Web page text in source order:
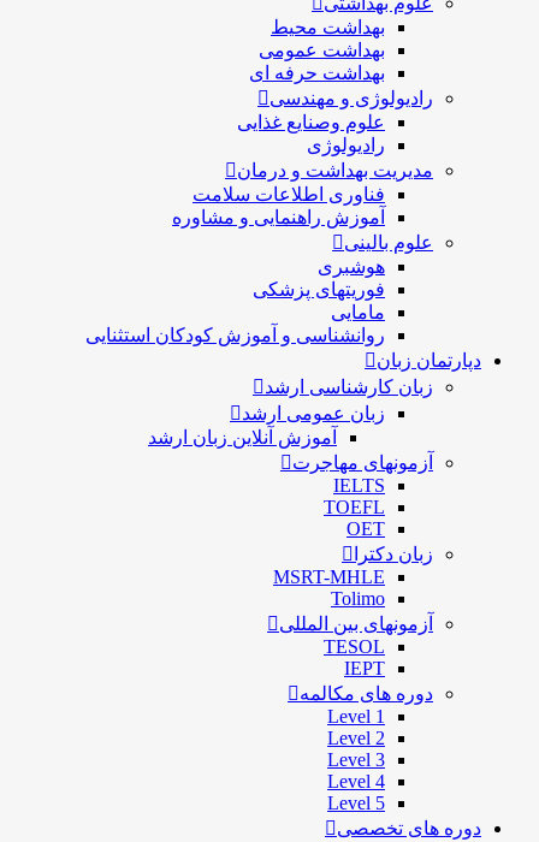
بهداشت محیط
بهداشت عمومی
بهداشت حرفه ای
رادیولوژی و مهندسی
علوم وصنایع غذایی
رادیولوژی
مدیریت بهداشت و درمان
فناوری اطلاعات سلامت
آموزش راهنمایی و مشاوره
علوم بالینی
هوشبری
فوریتهای پزشکی
مامایی
روانشناسی و آموزش کودکان استثنایی
دپارتمان زبان
زبان کارشناسی ارشد
زبان عمومی ارشد
آموزش آنلاین زبان ارشد
آزمونهای مهاجرت
IELTS
TOEFL
OET
زبان دکترا
MSRT-MHLE
Tolimo
آزمونهای بین المللی
TESOL
IEPT
دوره های مکالمه
Level 1
Level 2
Level 3
Level 4
Level 5
دوره های تخصصی